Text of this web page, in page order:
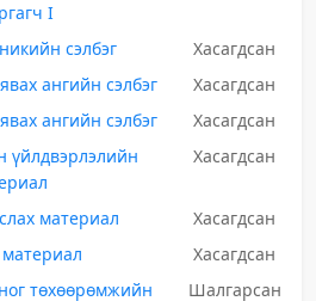
I
сэлбэг
Хасагдсан
ангийн сэлбэг
Хасагдсан
ангийн сэлбэг
Хасагдсан
үйлдвэрлэлийн
Хасагдсан
материал
Хасагдсан
Хасагдсан
төхөөрөмжийн
Шалгарсан